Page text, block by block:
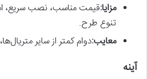
مزایا:قیمت مناسب، نصب سریع،
تنوع طرح.
معایب:دوام کمتر از سایر
آینه